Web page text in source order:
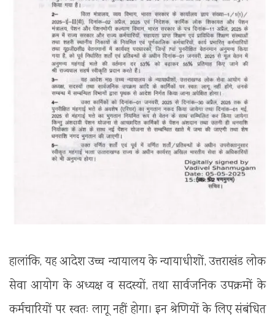
हालांकि, यह आदेश उच्च न्यायालय के न्यायाधीशों, उत्तराखंड लोक
सेवा आयोग के अध्यक्ष व सदस्यों, तथा सार्वजनिक उपक्रमों के
कर्मचारियों पर स्वतः लागू नहीं होगा। इन श्रेणियों के लिए संबंधित